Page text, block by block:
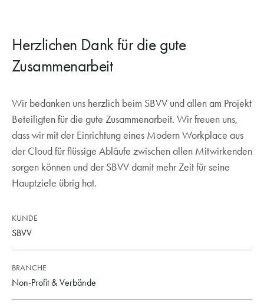
KUNDE
SBVV
BRANCHE
Non-Profit & Verbände
Herzlichen Dank für die gute
Zusammenarbeit
Wir bedanken uns herzlich beim SBVV und allen am Projekt
Beteiligten für die gute Zusammenarbeit. Wir freuen uns,
dass wir mit der Einrichtung eines Modern Workplace aus
der Cloud für flüssige Abläufe zwischen allen Mitwirkenden
sorgen können und der SBVV damit mehr Zeit für seine
Hauptziele übrig hat.